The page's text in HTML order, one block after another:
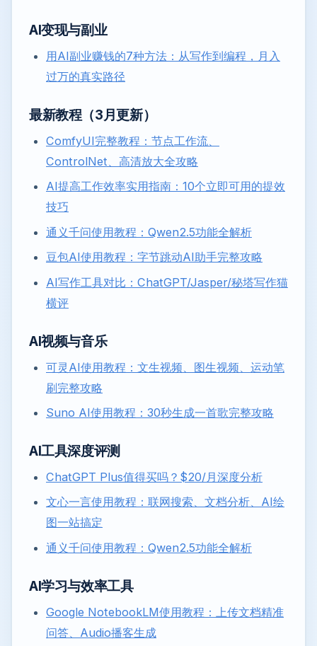
AI变现与副业
用AI副业赚钱的7种方法：从写作到编程，月入
过万的真实路径
最新教程（3月更新）
ComfyUI完整教程：节点工作流、
ControlNet、高清放大全攻略
AI提高工作效率实用指南：10个立即可用的提效
技巧
通义千问使用教程：Qwen2.5功能全解析
豆包AI使用教程：字节跳动AI助手完整攻略
AI写作工具对比：ChatGPT/Jasper/秘塔写作猫
横评
AI视频与音乐
可灵AI使用教程：文生视频、图生视频、运动笔
刷完整攻略
Suno AI使用教程：30秒生成一首歌完整攻略
AI工具深度评测
ChatGPT Plus值得买吗？$20/月深度分析
文心一言使用教程：联网搜索、文档分析、AI绘
图一站搞定
通义千问使用教程：Qwen2.5功能全解析
AI学习与效率工具
Google NotebookLM使用教程：上传文档精准
问答、Audio播客生成